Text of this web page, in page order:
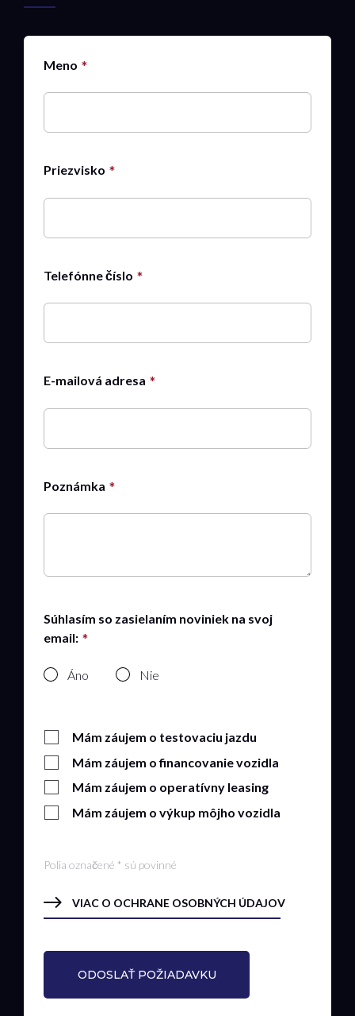
Meno
Priezvisko
Telefónne číslo
E-mailová adresa
Poznámka
Súhlasím so zasielaním noviniek na svoj
email:
Áno Nie
Mám záujem o testovaciu jazdu
Mám záujem o financovanie vozidla
Mám záujem o operatívny leasing
Mám záujem o výkup môjho vozidla
Polia označené * sú povinné
VIAC O OCHRANE OSOBNÝCH ÚDAJOV